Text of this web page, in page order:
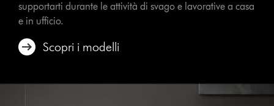
supportarti durante le attività di svago e lavorative a casa
e in ufficio.
Scopri i modelli